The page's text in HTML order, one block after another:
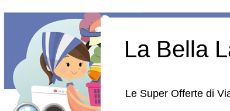
La Bella
Le Super Offerte di